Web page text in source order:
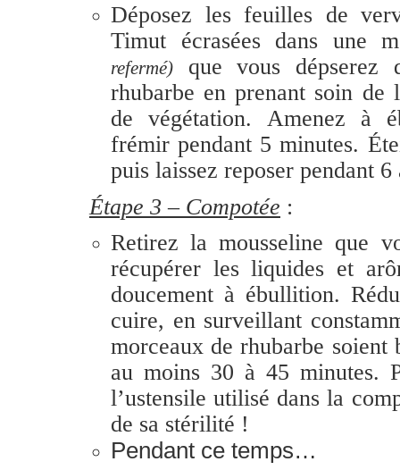
Déposez les feuilles de
Timut écrasées dans une
refermé)
que vous dépserez
rhubarbe en prenant soin de
de végétation. Amenez à
frémir pendant 5 minutes. Éte
puis laissez reposer pendant 6
Étape 3 – Compotée :
Retirez la mousseline que
récupérer les liquides et
doucement à ébullition.
cuire, en surveillant
morceaux de rhubarbe soient
au moins 30 à 45 minutes.
l’ustensile utilisé dans la
de sa stérilité !
Pendant ce temps…